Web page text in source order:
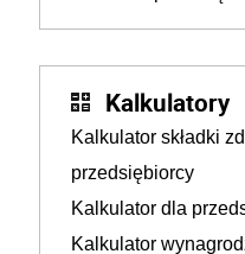
Kalkulatory
Kalkulator składki
przedsiębiorcy
Kalkulator dla
Kalkulator